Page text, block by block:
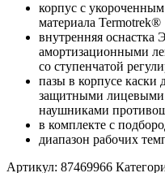
корпус с
материала Termotrek®
внутренняя
амортизационными
со ступенчатой
пазы в корпусе каски
защитными лицевыми
наушниками
в комплекте с
диапазон рабочих
Артикул: 87469966